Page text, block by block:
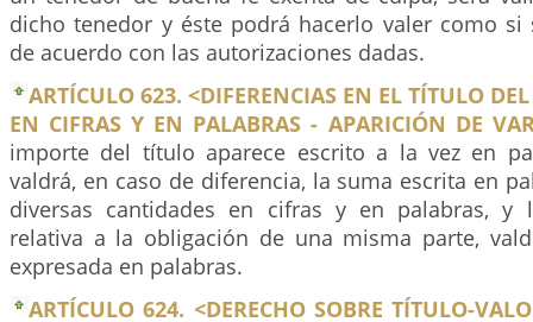
dicho tenedor y éste podrá hacerlo valer como si
de acuerdo con las autorizaciones dadas.
ARTÍCULO 623. <DIFERENCIAS EN EL TÍTULO
EN CIFRAS Y EN PALABRAS - APARICIÓN DE
importe del título aparece escrito a la vez en
valdrá, en caso de diferencia, la suma escrita en
diversas cantidades en cifras y en palabras, y
relativa a la obligación de una misma parte,
expresada en palabras.
ARTÍCULO 624. <DERECHO SOBRE TÍTULO-